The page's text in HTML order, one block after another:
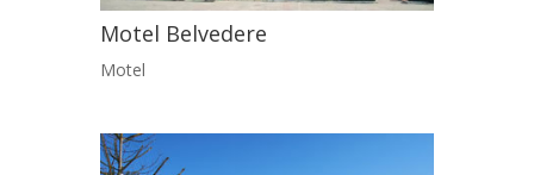
Motel Belvedere
Motel